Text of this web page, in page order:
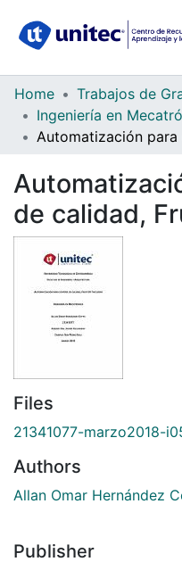
Communities
Collections
All of DSpace
Statistics
Home Trabajos de
Ingeniería en
de calidad,
Files
21341077-marzo2018-
Authors
Allan Omar Hernández
Publisher